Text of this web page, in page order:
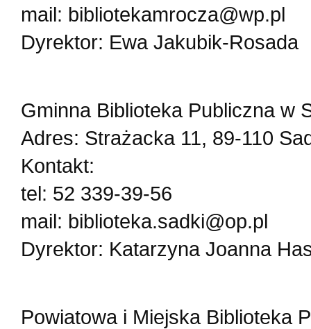
mail: bibliotekamrocza@wp.pl
Dyrektor: Ewa Jakubik-Rosada
Gminna Biblioteka Publiczna w
Adres: Strażacka 11, 89-110
Kontakt:
tel: 52 339-39-56
mail: biblioteka.sadki@op.pl
Dyrektor: Katarzyna Joanna
Powiatowa i Miejska Biblioteka